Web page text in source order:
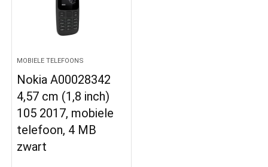
MOBIELE TELEFOONS
Nokia A00028342
4,57 cm (1,8 inch)
105 2017, mobiele
telefoon, 4 MB
zwart